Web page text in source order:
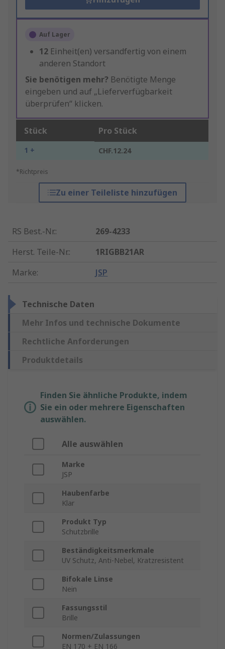
Auf Lager
12 Einheit(en) versandfertig von einem
anderen Standort
Sie benötigen mehr? Benötigte Menge
eingeben und auf „Lieferverfügbarkeit
überprüfen“ klicken.
Stück Pro Stück
1 + CHF.12.24
*Richtpreis
Zu einer Teileliste hinzufügen
RS Best.-Nr.:
269-4233
Herst. Teile-Nr.:
1RIGBB21AR
Marke: JSP
Technische Daten
Mehr Infos und technische Dokumente
Rechtliche Anforderungen
Produktdetails
Finden Sie ähnliche Produkte, indem
Sie ein oder mehrere Eigenschaften
auswählen.
Alle auswählen
Marke
JSP
Haubenfarbe
Klar
Produkt Typ
Schutzbrille
Beständigkeitsmerkmale
UV Schutz, Anti-Nebel, Kratzresistent
Bifokale Linse
Nein
Fassungsstil
Brille
Normen/Zulassungen
EN 170 + EN 166